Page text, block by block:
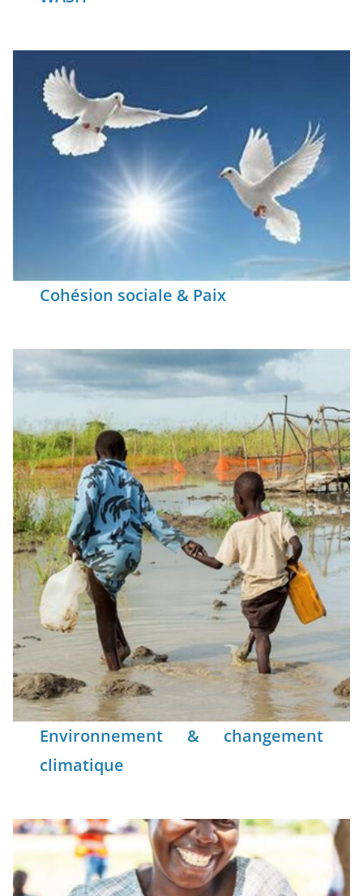
Cohésion sociale & Paix
Environnement & changement
climatique